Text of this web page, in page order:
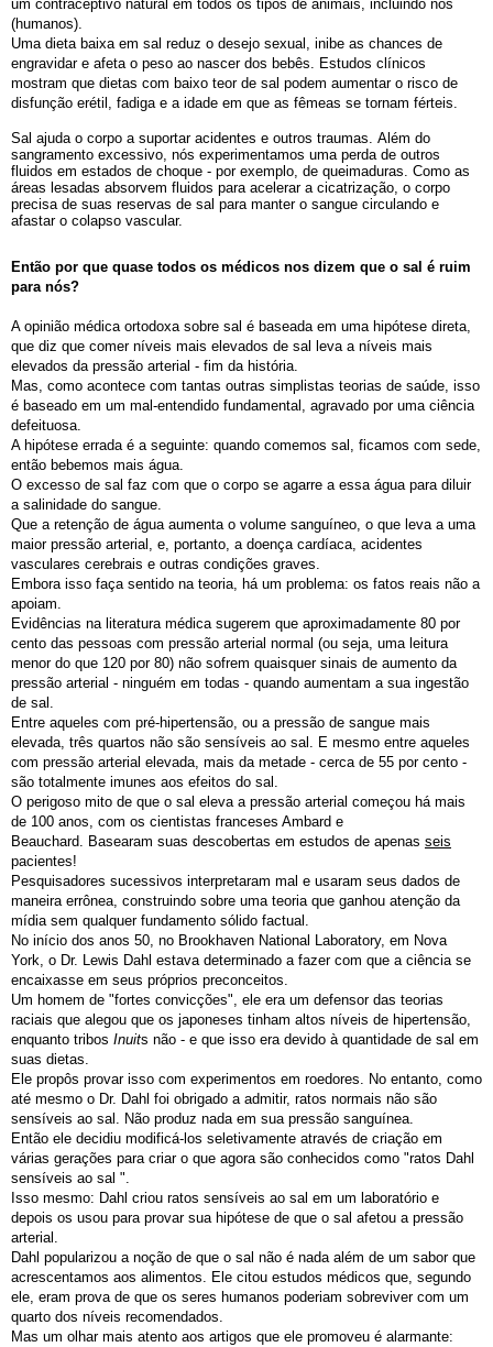
um contraceptivo natural em todos os tipos de animais, incluindo nós
(humanos).
Uma dieta baixa em sal reduz o desejo sexual, inibe as chances de
engravidar e afeta o peso ao nascer dos bebês. Estudos clínicos
mostram que dietas com baixo teor de sal podem aumentar o risco de
disfunção erétil, fadiga e a idade em que as fêmeas se tornam férteis.
Sal ajuda o corpo a suportar acidentes e outros traumas. Além do
sangramento excessivo, nós experimentamos uma perda de outros
fluidos em estados de choque - por exemplo, de queimaduras. Como as
áreas lesadas absorvem fluidos para acelerar a cicatrização, o corpo
precisa de suas reservas de sal para manter o sangue circulando e
afastar o colapso vascular.
Então por que quase todos os médicos nos dizem que o sal é ruim
para nós?
A opinião médica ortodoxa sobre sal é baseada em uma hipótese direta,
que diz que comer níveis mais elevados de sal leva a níveis mais
elevados da pressão arterial - fim da história.
Mas, como acontece com tantas outras simplistas teorias de saúde, isso
é baseado em um mal-entendido fundamental, agravado por uma ciência
defeituosa.
A hipótese errada é a seguinte: quando comemos sal, ficamos com sede,
então bebemos mais água.
O excesso de sal faz com que o corpo se agarre a essa água para diluir
a salinidade do sangue.
Que a retenção de água aumenta o volume sanguíneo, o que leva a uma
maior pressão arterial, e, portanto, a doença cardíaca, acidentes
vasculares cerebrais e outras condições graves.
Embora isso faça sentido na teoria, há um problema: os fatos reais não a
apoiam.
Evidências na literatura médica sugerem que aproximadamente 80 por
cento das pessoas com pressão arterial normal (ou seja, uma leitura
menor do que 120 por 80) não sofrem quaisquer sinais de aumento da
pressão arterial - ninguém em todas - quando aumentam a sua ingestão
de sal.
Entre aqueles com pré-hipertensão, ou a pressão de sangue mais
elevada, três quartos não são sensíveis ao sal. E mesmo entre aqueles
com pressão arterial elevada, mais da metade - cerca de 55 por cento -
são totalmente imunes aos efeitos do sal.
O perigoso mito de que o sal eleva a pressão arterial começou há mais
de 100 anos, com os cientistas franceses Ambard e
Beauchard. Basearam suas descobertas em estudos de apenas seis
pacientes!
Pesquisadores sucessivos interpretaram mal e usaram seus dados de
maneira errônea, construindo sobre uma teoria que ganhou atenção da
mídia sem qualquer fundamento sólido factual.
No início dos anos 50, no Brookhaven National Laboratory, em Nova
York, o Dr. Lewis Dahl estava determinado a fazer com que a ciência se
encaixasse em seus próprios preconceitos.
Um homem de "fortes convicções", ele era um defensor das teorias
raciais que alegou que os japoneses tinham altos níveis de hipertensão,
enquanto tribos Inuits não - e que isso era devido à quantidade de sal em
suas dietas.
Ele propôs provar isso com experimentos em roedores. No entanto, como
até mesmo o Dr. Dahl foi obrigado a admitir, ratos normais não são
sensíveis ao sal. Não produz nada em sua pressão sanguínea.
Então ele decidiu modificá-los seletivamente através de criação em
várias gerações para criar o que agora são conhecidos como "ratos Dahl
sensíveis ao sal ".
Isso mesmo: Dahl criou ratos sensíveis ao sal em um laboratório e
depois os usou para provar sua hipótese de que o sal afetou a pressão
arterial.
Dahl popularizou a noção de que o sal não é nada além de um sabor que
acrescentamos aos alimentos. Ele citou estudos médicos que, segundo
ele, eram prova de que os seres humanos poderiam sobreviver com um
quarto dos níveis recomendados.
Mas um olhar mais atento aos artigos que ele promoveu é alarmante: